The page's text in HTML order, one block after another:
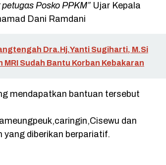
Posko PPKM” Ujar Kepala
Dani Ramdani
Dra.Hj.Yanti Sugiharti, M.Si
Sudah Bantu Korban Kebakaran
mendapatkan bantuan tersebut
dan
yang diberikan berpariatif.